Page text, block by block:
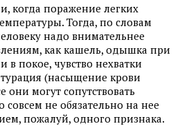
когда поражение легких
Тогда, по словам
надо внимательнее
как кашель, одышка при
в покое, чувство нехватки
(насыщение крови
они могут сопутствовать
не обязательно на нее
пожалуй, одного признака.